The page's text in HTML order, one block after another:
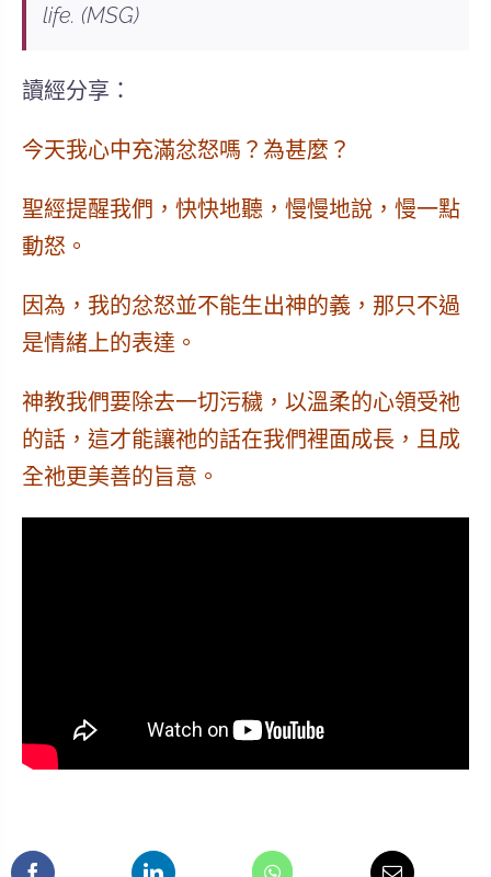
life. (MSG)
讀經分享：
今天我心中充滿忿怒嗎？為甚麼？
聖經提醒我們， 快快地聽，慢慢地說，慢一點
動怒 。
因為，我的忿怒並不能生出神的義，那只不過
是情緒上的表達。
神教我們要除去一切污穢， 以溫柔的心領受祂
的話，這才能讓祂的話在我們裡面成長，且成
全祂更美善的旨意。